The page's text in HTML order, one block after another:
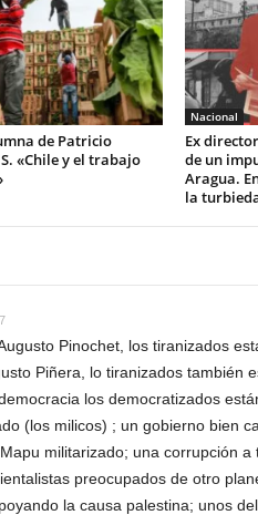
de Patricio
«Chile y el trabajo
Nacional
Ex
de un
Aragua.
la
Pinochet, los tiranizados
Piñera, lo tiranizados también
los democratizados
(los milicos) ; un gobierno bien
militarizado; una corrupción a
preocupados de otro
la causa palestina; unos